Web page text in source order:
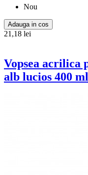
Nou
Adauga in cos
21,18 lei
Vopsea acrilica
alb lucios 400 ml